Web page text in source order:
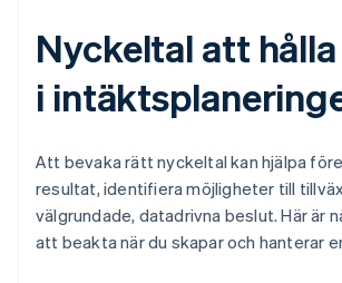
Nyckeltal att
i
Att bevaka rätt nyckeltal kan hjälpa
resultat, identifiera möjligheter till
välgrundade, datadrivna beslut. Här är
att beakta när du skapar och hanterar